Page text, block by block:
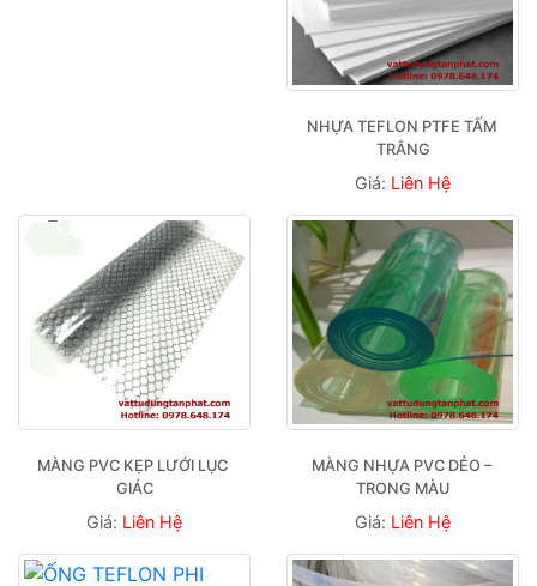
NHỰA TEFLON PTFE TẤM
TRẮNG
Giá: Liên Hệ
MÀNG PVC KẸP LƯỚI LỤC
GIÁC
Giá: Liên Hệ
MÀNG NHỰA PVC DẺO –
TRONG MÀU
Giá: Liên Hệ